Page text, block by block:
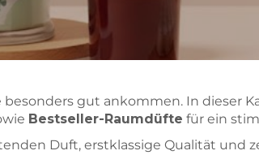
besonders gut ankommen. In dieser
Bestseller-Raumdüfte für ein
Duft, erstklassige Qualität und